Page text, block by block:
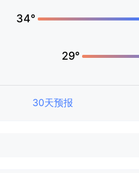
34°
29°
30天预报